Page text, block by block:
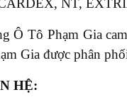
NT,
Ô Tô Phạm Gia
Gia được phân
HỆ: